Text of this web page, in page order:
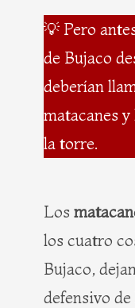
💡 Pero
de Bujaco
deberían
matacanes y
la torre.
Los
los cuatro
Bujaco,
defensivo